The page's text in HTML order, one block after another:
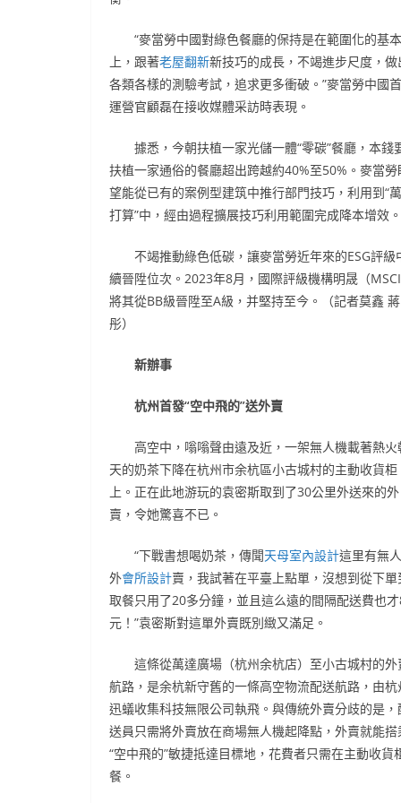
“麥當勞中國對綠色餐廳的保持是在範圍化的基本
上，跟著老屋翻新新技巧的成長，不竭進步尺度，做
各類各樣的測驗考試，追求更多衝破。”麥當勞中國
運營官顧磊在接收媒體采訪時表現。
據悉，今朝扶植一家光儲一體“零碳”餐廳，本錢
扶植一家通俗的餐廳超出跨越約40%至50%。麥當勞
望能從已有的案例型建筑中推行部門技巧，利用到“
打算”中，經由過程擴展技巧利用範圍完成降本增效。
不竭推動綠色低碳，讓麥當勞近年來的ESG評級
續晉陞位次。2023年8月，國際評級機構明晟（MSCI
將其從BB級晉陞至A級，并堅持至今。（記者莫鑫 蔣
彤）
新辦事
杭州首發“空中飛的”送外賣
高空中，嗡嗡聲由遠及近，一架無人機載著熱火
天的奶茶下降在杭州市余杭區小古城村的主動收貨柜
上。正在此地游玩的袁密斯取到了30公里外送來的外
賣，令她驚喜不已。
“下戰書想喝奶茶，傳聞天母室內設計這里有無
外會所設計賣，我試著在平臺上點單，沒想到從下單
取餐只用了20多分鐘，並且這么遠的間隔配送費也
元！”袁密斯對這單外賣既別緻又滿足。
這條從萬達廣場（杭州余杭店）至小古城村的外
航路，是余杭新守舊的一條高空物流配送航路，由杭
迅蟻收集科技無限公司執飛。與傳統外賣分歧的是，
送員只需將外賣放在商場無人機起降點，外賣就能搭
“空中飛的”敏捷抵達目標地，花費者只需在主動收貨
餐。